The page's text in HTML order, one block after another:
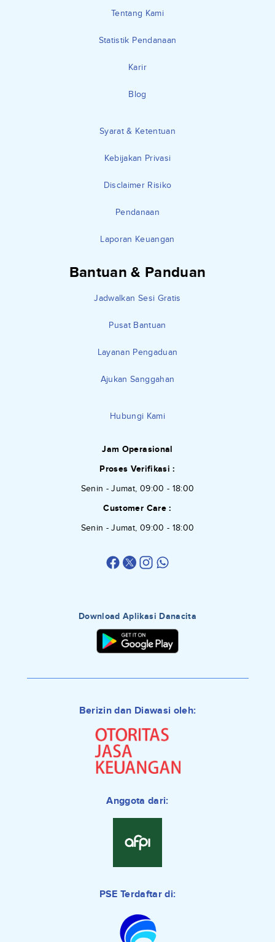
Tentang Kami
Statistik Pendanaan
Karir
Blog
Syarat & Ketentuan
Kebijakan Privasi
Disclaimer Risiko
Pendanaan
Laporan Keuangan
Bantuan & Panduan
Jadwalkan Sesi Gratis
Pusat Bantuan
Layanan Pengaduan
Ajukan Sanggahan
Hubungi Kami
Jam Operasional
Proses Verifikasi :
Senin - Jumat, 09:00 - 18:00
Customer Care :
Senin - Jumat, 09:00 - 18:00
Download Aplikasi Danacita
Berizin dan Diawasi oleh:
Anggota dari:
PSE Terdaftar di: